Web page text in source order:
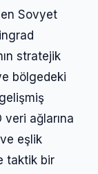
Sovyet
stratejik
bölgedeki
ağlarına
eşlik
taktik bir